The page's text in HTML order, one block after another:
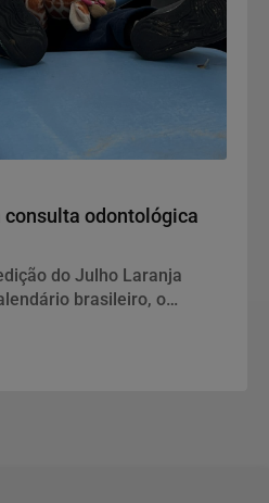
consulta odontológica
do Julho Laranja
brasileiro, o
e para a